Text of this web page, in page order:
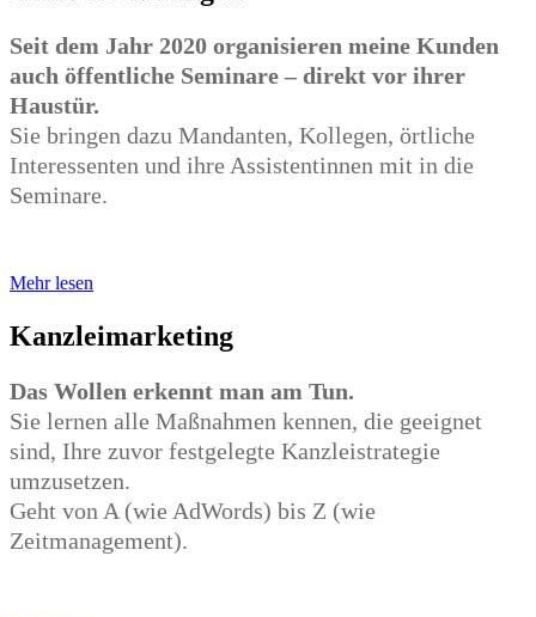
Seit dem Jahr 2020 organisieren meine Kunden
auch öffentliche Seminare – direkt vor ihrer
Haustür.
Sie bringen dazu Mandanten, Kollegen, örtliche
Interessenten und ihre Assistentinnen mit in die
Seminare.
Mehr lesen
Kanzleimarketing
Das Wollen erkennt man am Tun.
Sie lernen alle Maßnahmen kennen, die geeignet
sind, Ihre zuvor festgelegte Kanzleistrategie
umzusetzen.
Geht von A (wie AdWords) bis Z (wie
Zeitmanagement).